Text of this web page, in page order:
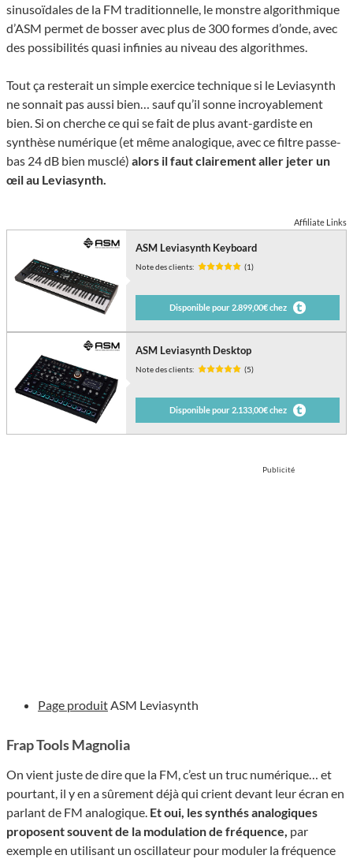
sinusoïdales de la FM traditionnelle, le monstre algorithmique
d’ASM permet de bosser avec plus de 300 formes d’onde, avec
des possibilités quasi infinies au niveau des algorithmes.
Tout ça resterait un simple exercice technique si le Leviasynth
ne sonnait pas aussi bien… sauf qu’il sonne incroyablement
bien. Si on cherche ce qui se fait de plus avant-gardiste en
synthèse numérique (et même analogique, avec ce filtre passe-
bas 24 dB bien musclé) alors il faut clairement aller jeter un
œil au Leviasynth.
Affiliate Links
ASM Leviasynth Keyboard
Note des clients: (1)
Disponible pour 2.899,00€ chez
ASM Leviasynth Desktop
Note des clients: (5)
Disponible pour 2.133,00€ chez
Publicité
Page produitASM Leviasynth
Frap Tools Magnolia
On vient juste de dire que la FM, c’est un truc numérique… et
pourtant, il y en a sûrement déjà qui crient devant leur écran en
parlant de FM analogique. Et oui, les synthés analogiques
proposent souvent de la modulation de fréquence, par
exemple en utilisant un oscillateur pour moduler la fréquence